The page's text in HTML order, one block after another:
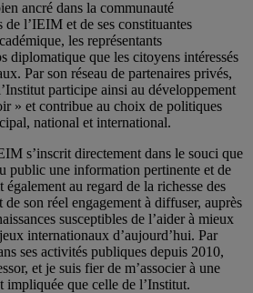
ancré dans la communauté
l’IEIM et de ses constituantes
les représentants
diplomatique que les citoyens intéressés
Par son réseau de partenaires privés,
participe ainsi au développement
» et contribue au choix de politiques
national et international.
s’inscrit directement dans le souci que
public une information pertinente et de
au regard de la richesse des
de son réel engagement à diffuser, auprès
susceptibles de l’aider à mieux
internationaux d’aujourd’hui. Par
ses activités publiques depuis 2010,
et je suis fier de m’associer à une
impliquée que celle de l’Institut.